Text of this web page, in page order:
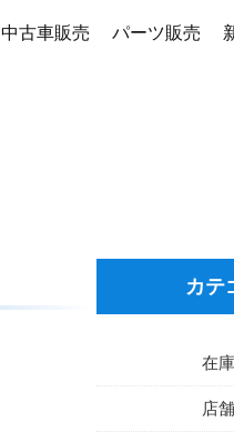
中古車販売 パーツ販売
カテ
在
店